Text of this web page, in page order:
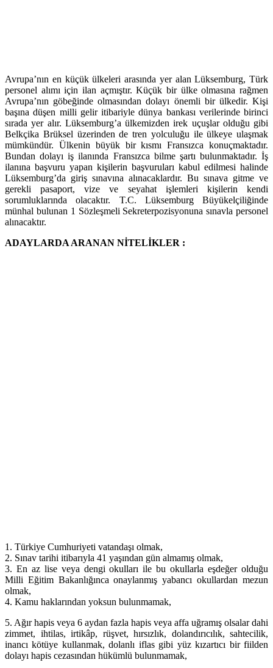
Avrupa’nın en küçük ülkeleri arasında yer alan Lüksemburg, Türk
personel alımı için ilan açmıştır. Küçük bir ülke olmasına rağmen
Avrupa’nın göbeğinde olmasından dolayı önemli bir ülkedir. Kişi
başına düşen milli gelir itibariyle dünya bankası verilerinde birinci
sırada yer alır. Lüksemburg’a ülkemizden irek uçuşlar olduğu gibi
Belkçika Brüksel üzerinden de tren yolculuğu ile ülkeye ulaşmak
mümkündür. Ülkenin büyük bir kısmı Fransızca konuçmaktadır.
Bundan dolayı iş ilanında Fransızca bilme şartı bulunmaktadır. İş
ilanına başvuru yapan kişilerin başvuruları kabul edilmesi halinde
Lüksemburg’da giriş sınavına alınacaklardır. Bu sınava gitme ve
gerekli pasaport, vize ve seyahat işlemleri kişilerin kendi
sorumluklarında olacaktır. T.C. Lüksemburg Büyükelçiliğinde
münhal bulunan 1 Sözleşmeli Sekreterpozisyonuna sınavla personel
alınacaktır.
ADAYLARDA ARANAN NİTELİKLER :
1. Türkiye Cumhuriyeti vatandaşı olmak,
2. Sınav tarihi itibarıyla 41 yaşından gün almamış olmak,
3. En az lise veya dengi okulları ile bu okullarla eşdeğer olduğu
Milli Eğitim Bakanlığınca onaylanmış yabancı okullardan mezun
olmak,
4. Kamu haklarından yoksun bulunmamak,
5. Ağır hapis veya 6 aydan fazla hapis veya affa uğramış olsalar dahi
zimmet, ihtilas, irtikâp, rüşvet, hırsızlık, dolandırıcılık, sahtecilik,
inancı kötüye kullanmak, dolanlı iflas gibi yüz kızartıcı bir fiilden
dolayı hapis cezasından hükümlü bulunmamak,